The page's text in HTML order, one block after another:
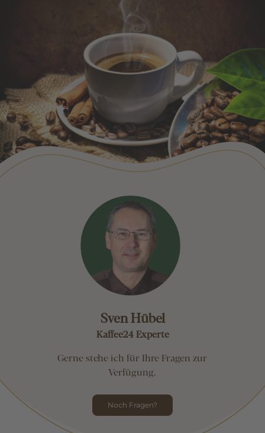
Sven Hübel
Kaffee24 Experte
Gerne stehe ich für Ihre Fragen zur
Verfügung.
Noch Fragen?